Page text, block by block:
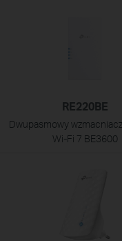
RE220BE
Dwupasmowy wzmacniacz
Wi-Fi 7 BE3600